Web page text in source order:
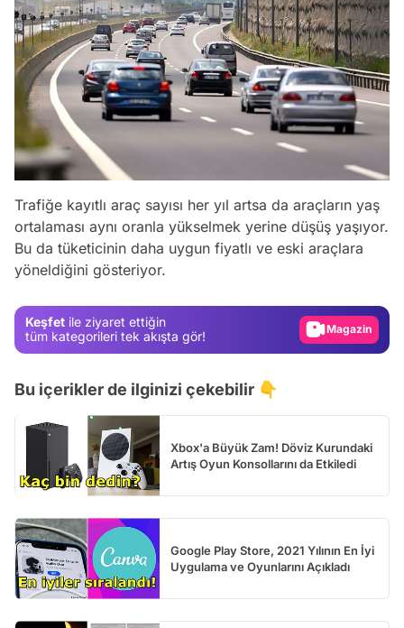
Trafiğe kayıtlı araç sayısı her yıl artsa da araçların yaş
ortalaması aynı oranla yükselmek yerine düşüş yaşıyor.
Bu da tüketicinin daha uygun fiyatlı ve eski araçlara
yöneldiğini gösteriyor.
Keşfet ile ziyaret ettiğin
tüm kategorileri tek akışta gör!
Video
Magazin
Bu içerikler de ilginizi çekebilir 👇
Xbox'a Büyük Zam! Döviz Kurundaki
Artış Oyun Konsollarını da Etkiledi
Google Play Store, 2021 Yılının En İyi
Uygulama ve Oyunlarını Açıkladı